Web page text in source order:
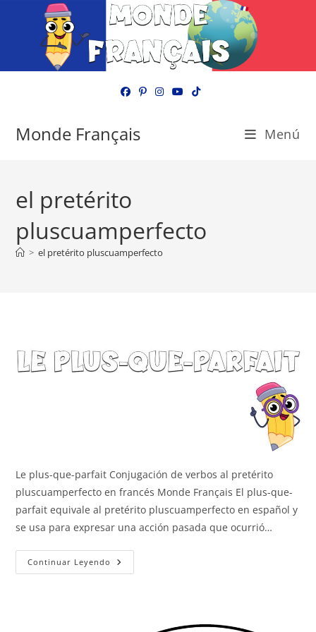
Monde Français Menú
el pretérito
pluscuamperfecto
> el pretérito pluscuamperfecto
Le plus-que-parfait Conjugación de verbos al pretérito
pluscuamperfecto en francés Monde Français El plus-que-
parfait equivale al pretérito pluscuamperfecto en español y
se usa para expresar una acción pasada que ocurrió…
Continuar Leyendo Le
Plus-